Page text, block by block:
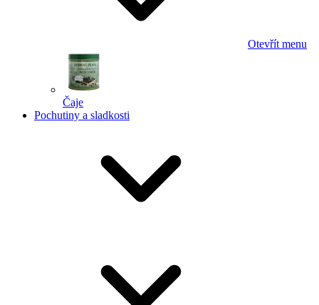
Otevřít menu
Čaje
Pochutiny a sladkosti